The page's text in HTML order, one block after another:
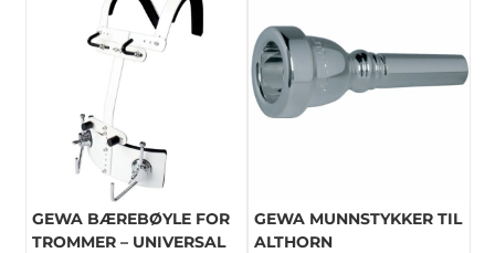
GEWA BÆREBØYLE FOR
TROMMER – UNIVERSAL
GEWA MUNNSTYKKER TIL
ALTHORN